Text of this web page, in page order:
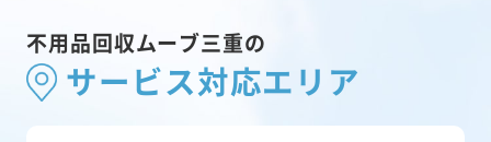
不用品回収ムーブ三重の
サービス対応エリア